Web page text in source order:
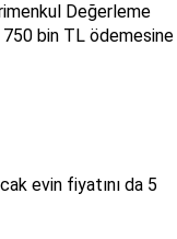
Değerleme
750 bin TL ödemesine
evin fiyatını da 5